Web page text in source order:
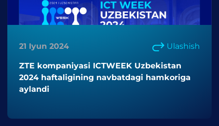
21 Iyun 2024 Ulashish
ZTE kompaniyasi ICTWEEK Uzbekistan
2024 haftaligining navbatdagi hamkoriga
aylandi